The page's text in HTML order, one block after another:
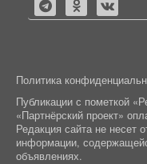
Политика
Публикации с пометкой
«Партнёрский проект»
Редакция сайта не несет
информации,
объявлениях.